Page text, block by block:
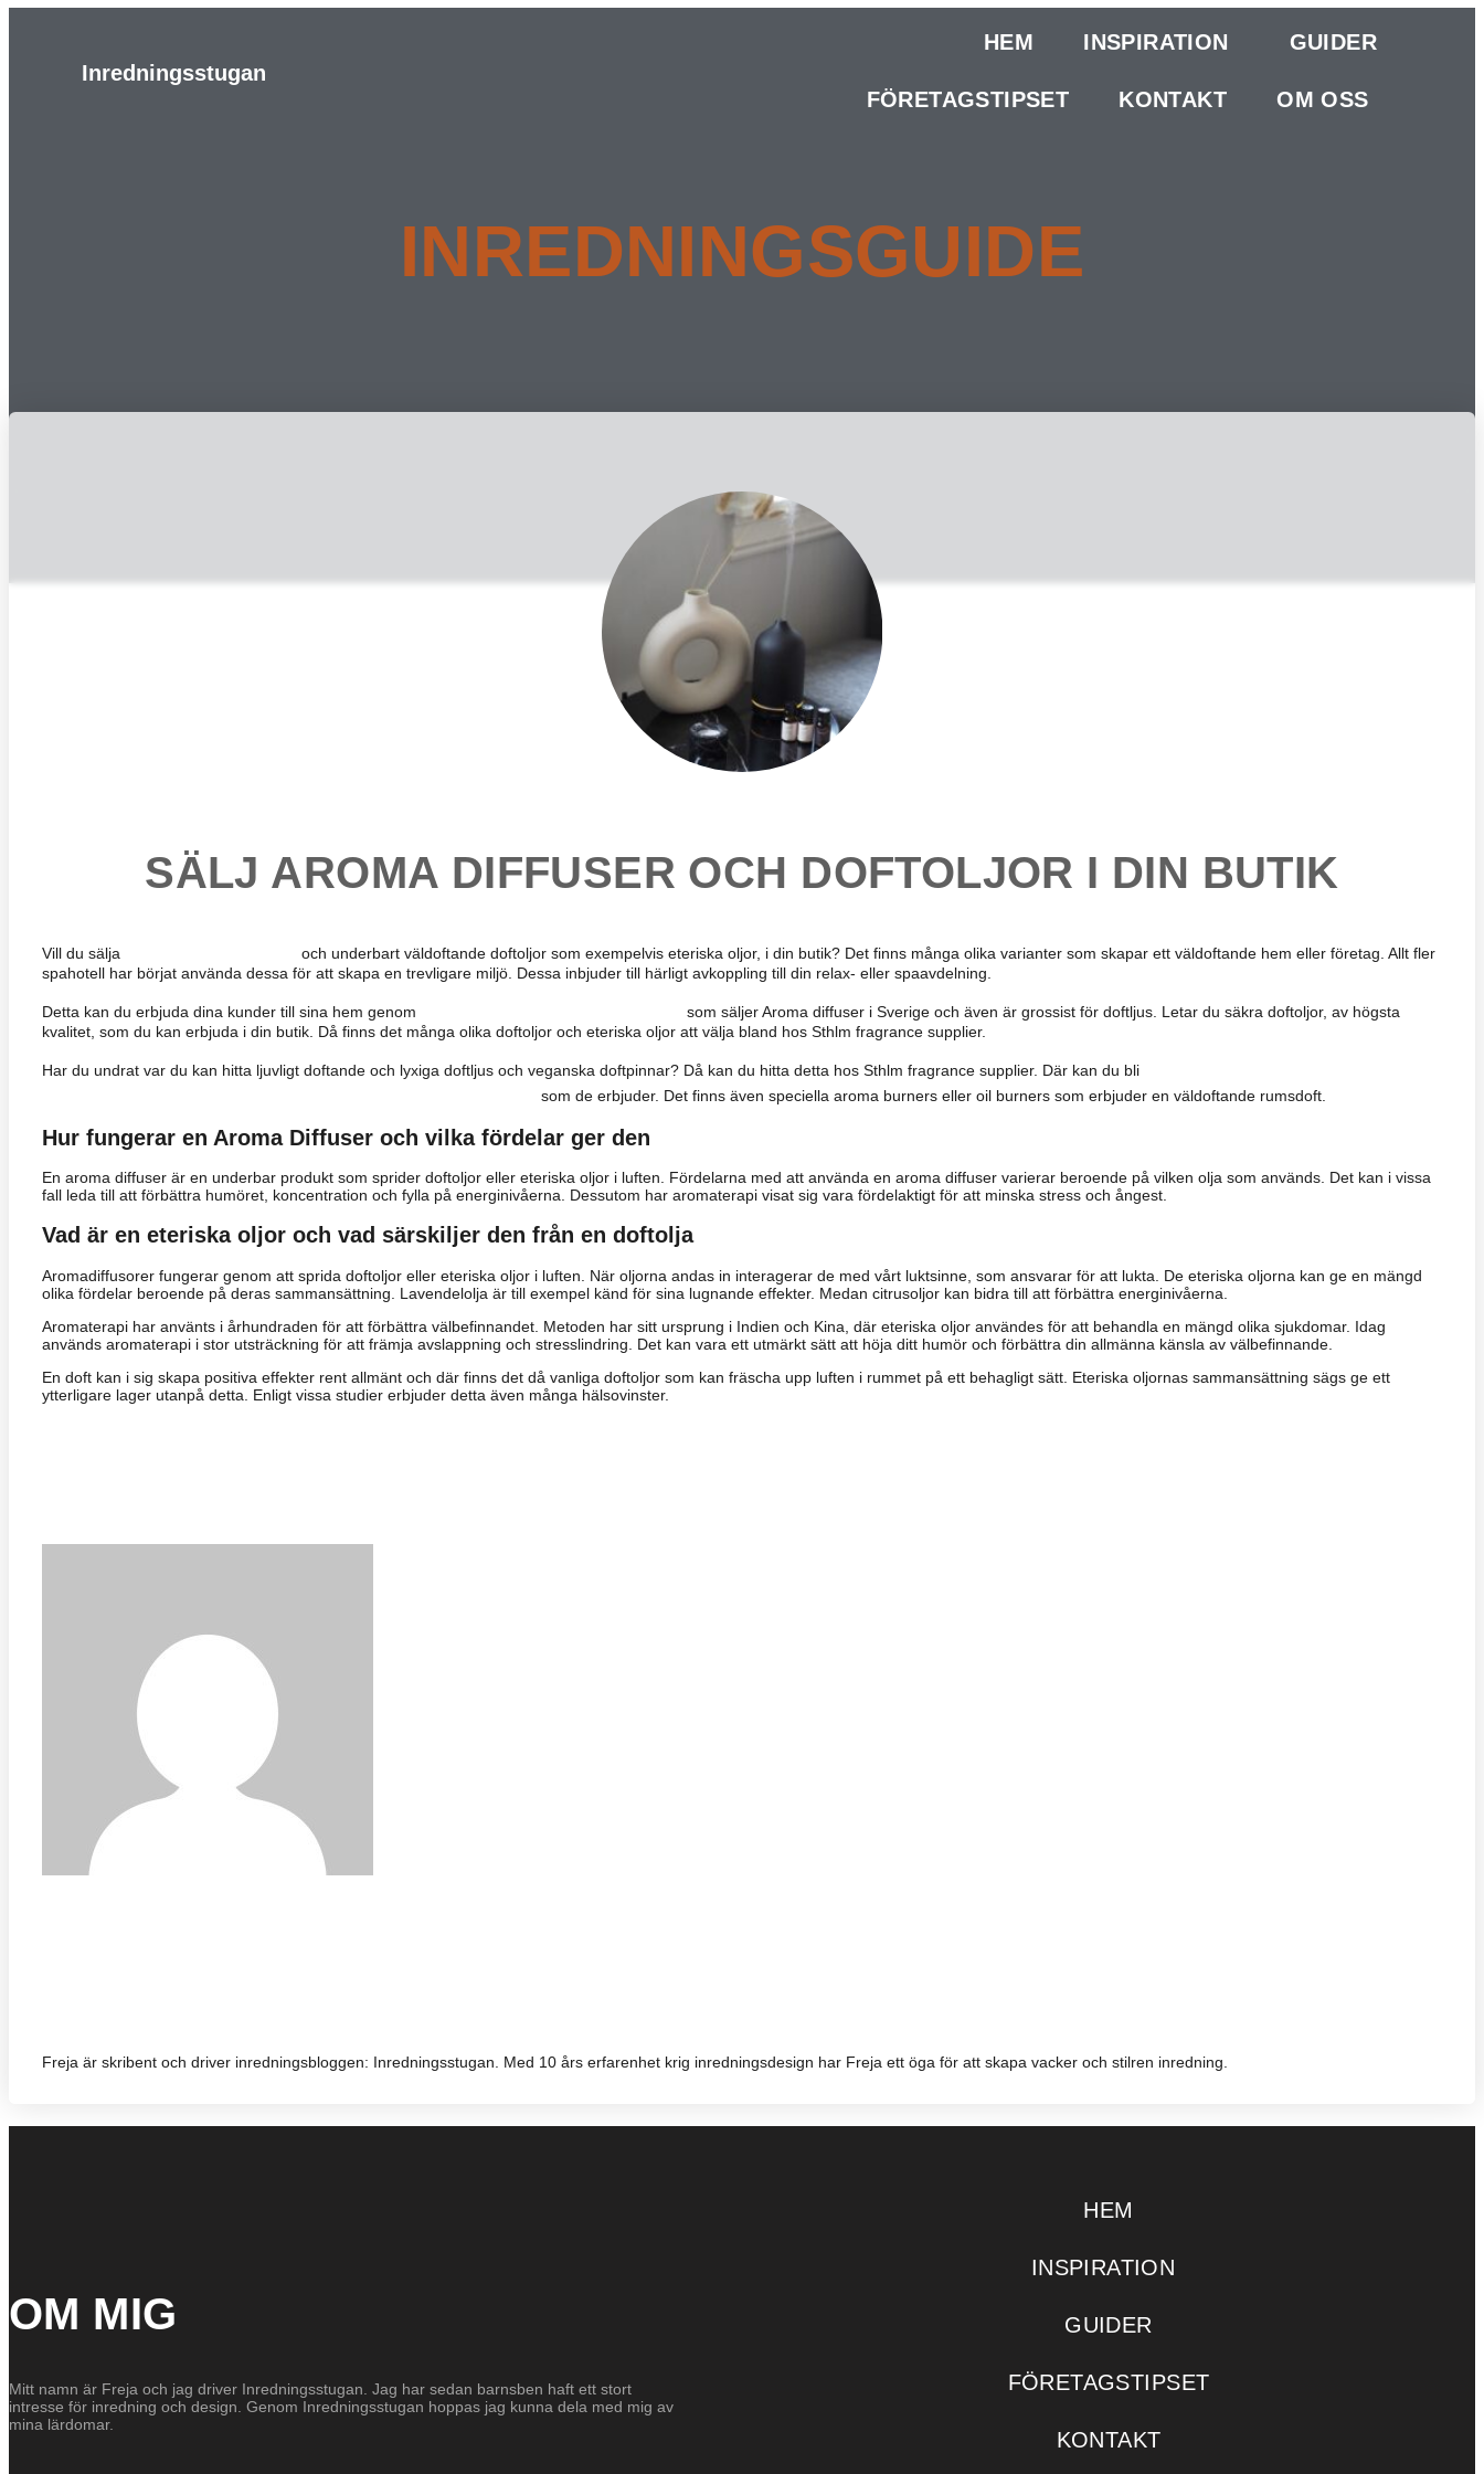
Inredningsstugan
HEM INSPIRATION GUIDER
FÖRETAGSTIPSET KONTAKT OM OSS
INREDNINGSGUIDE
SÄLJ AROMA DIFFUSER OCH DOFTOLJOR I DIN BUTIK
Vill du sälja
och underbart väldoftande doftoljor som exempelvis eteriska oljor, i din butik? Det finns många olika varianter som skapar ett väldoftande hem eller företag. Allt fler
spahotell har börjat använda dessa för att skapa en trevligare miljö. Dessa inbjuder till härligt avkoppling till din relax- eller spaavdelning.
Detta kan du erbjuda dina kunder till sina hem genom
som säljer Aroma diffuser i Sverige och även är grossist för doftljus. Letar du säkra doftoljor, av högsta
kvalitet, som du kan erbjuda i din butik. Då finns det många olika doftoljor och eteriska oljor att välja bland hos Sthlm fragrance supplier.
Har du undrat var du kan hitta ljuvligt doftande och lyxiga doftljus och veganska doftpinnar? Då kan du hitta detta hos Sthlm fragrance supplier. Där kan du bli
som de erbjuder. Det finns även speciella aroma burners eller oil burners som erbjuder en väldoftande rumsdoft.
Hur fungerar en Aroma Diffuser och vilka fördelar ger den
En aroma diffuser är en underbar produkt som sprider doftoljor eller eteriska oljor i luften. Fördelarna med att använda en aroma diffuser varierar beroende på vilken olja som används. Det kan i vissa
fall leda till att förbättra humöret, koncentration och fylla på energinivåerna. Dessutom har aromaterapi visat sig vara fördelaktigt för att minska stress och ångest.
Vad är en eteriska oljor och vad särskiljer den från en doftolja
Aromadiffusorer fungerar genom att sprida doftoljor eller eteriska oljor i luften. När oljorna andas in interagerar de med vårt luktsinne, som ansvarar för att lukta. De eteriska oljorna kan ge en mängd
olika fördelar beroende på deras sammansättning. Lavendelolja är till exempel känd för sina lugnande effekter. Medan citrusoljor kan bidra till att förbättra energinivåerna.
Aromaterapi har använts i århundraden för att förbättra välbefinnandet. Metoden har sitt ursprung i Indien och Kina, där eteriska oljor användes för att behandla en mängd olika sjukdomar. Idag
används aromaterapi i stor utsträckning för att främja avslappning och stresslindring. Det kan vara ett utmärkt sätt att höja ditt humör och förbättra din allmänna känsla av välbefinnande.
En doft kan i sig skapa positiva effekter rent allmänt och där finns det då vanliga doftoljor som kan fräscha upp luften i rummet på ett behagligt sätt. Eteriska oljornas sammansättning sägs ge ett
ytterligare lager utanpå detta. Enligt vissa studier erbjuder detta även många hälsovinster.
Freja är skribent och driver inredningsbloggen: Inredningsstugan. Med 10 års erfarenhet krig inredningsdesign har Freja ett öga för att skapa vacker och stilren inredning.
OM MIG
Mitt namn är Freja och jag driver Inredningsstugan. Jag har sedan barnsben haft ett stort
intresse för inredning och design. Genom Inredningsstugan hoppas jag kunna dela med mig av
mina lärdomar.
HEM
INSPIRATION
GUIDER
FÖRETAGSTIPSET
KONTAKT